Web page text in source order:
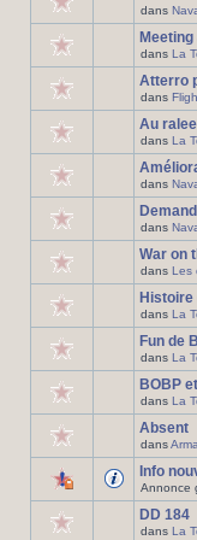
dans
dans La
Atterro
dans
Au
dans La
dans
dans
War on
dans Les
Histoire
dans La
Fun de
dans La
BOBP
dans La
Absent
dans
Info
Annonce
DD 184
dans La